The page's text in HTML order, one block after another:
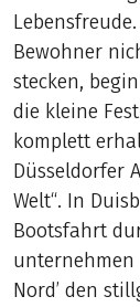
Bewohner
stecken,
die kleine
komplett
Düsseldorfer
Welt“. In
Bootsfahrt
unternehmen
Nord’ den